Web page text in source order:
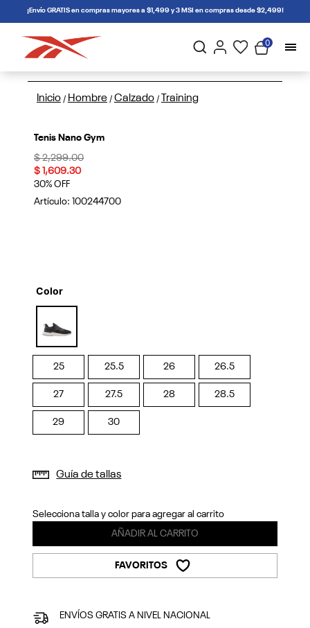
connectif¡Envío GRATIS en compras mayores a $1,499 y 3 MSI en compras desde $2,499!
0
Inicio / Hombre / Calzado / Training
Tenis Nano Gym
Price reduced from
$ 2,299.00to
$ 1,609.30
30% OFF
Artículo: 100244700
Color
selected
25 25.5 26 26.5
27 27.5 28 28.5
29 30
Guía de tallas
Selecciona talla y color para agregar al carrito
AÑADIR AL CARRITO
FAVORITOS
ENVÍOS GRATIS A NIVEL NACIONAL